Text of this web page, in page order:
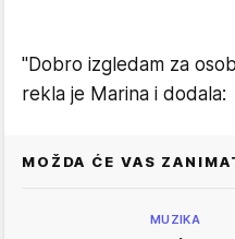
"Dobro izgledam za
rekla je Marina i dodala:
MOŽDA ĆE VAS
MUZIKA